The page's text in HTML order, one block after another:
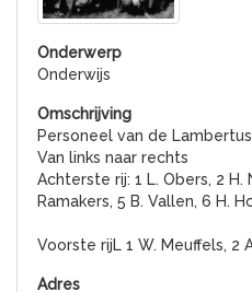
Onderwijs
Personeel van de
Van links naar rechts
Achterste rij: 1 L. Obers, 2 H.
Ramakers, 5 B. Vallen, 6 H.
Voorste rijL 1 W. Meuffels, 2